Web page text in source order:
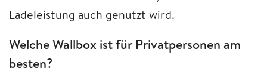
Ladeleistung auch genutzt wird.
Welche Wallbox ist für Privatpersonen am
besten?